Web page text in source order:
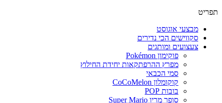
תפריט
מבצעי אוגוסט
סקווישים הכי נדירים
צעצועים ומותגים
פוקימון Pokémon
מפרץ ההרפתקאות יחידת החילוץ
סמי הכבאי
קוקומלון CoCoMelon
בובות POP
סופר מריו Super Mario